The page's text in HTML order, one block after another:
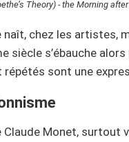
Theory) - the Morning
chez les artistes,
siècle s’ébauche
sont une
Claude Monet, surtout